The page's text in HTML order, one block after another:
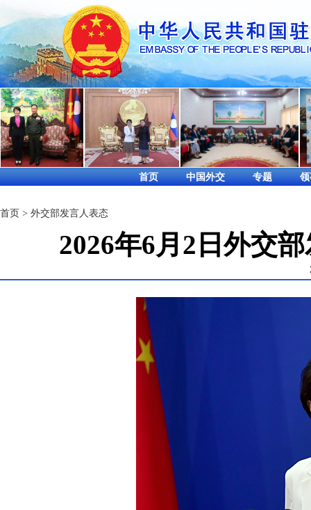
首页 中国外交 专题
首页 > 外交部发言人表态
2026年6月2日外交